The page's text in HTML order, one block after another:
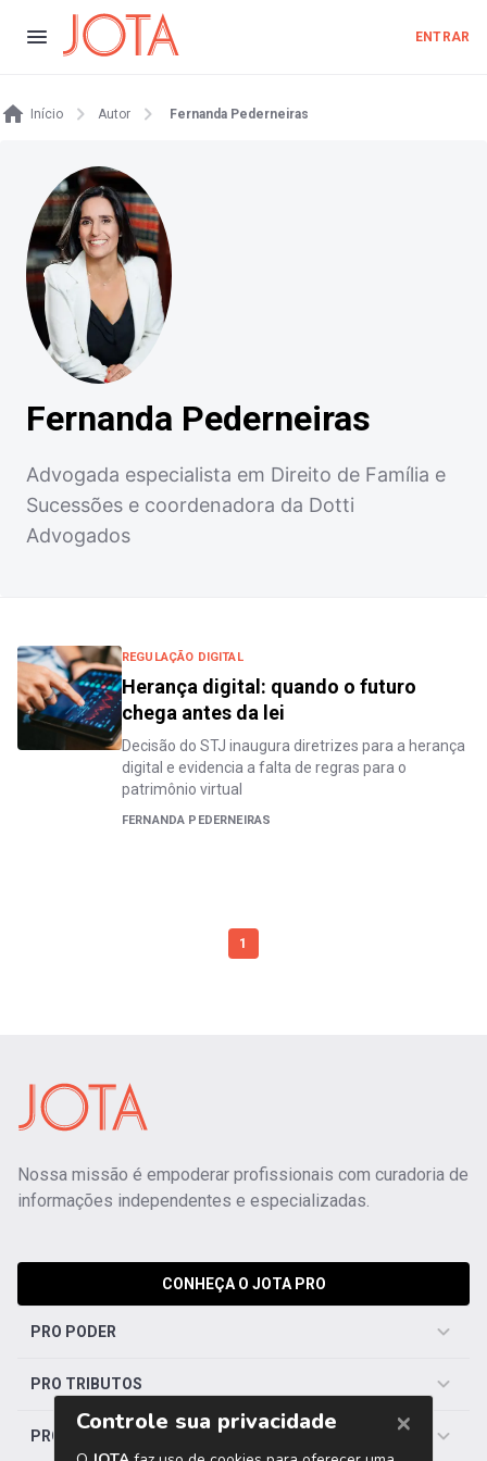
ENTRAR
Início Autor Fernanda Pederneiras
Fernanda Pederneiras
Advogada especialista em Direito de Família e
Sucessões e coordenadora da Dotti
Advogados
REGULAÇÃO DIGITAL
Herança digital: quando o futuro
chega antes da lei
Decisão do STJ inaugura diretrizes para a herança
digital e evidencia a falta de regras para o
patrimônio virtual
FERNANDA PEDERNEIRAS
1
Nossa missão é empoderar profissionais com curadoria de
informações independentes e especializadas.
CONHEÇA O JOTA PRO
PRO PODER
PRO TRIBUTOS
PRO TRABALHISTA